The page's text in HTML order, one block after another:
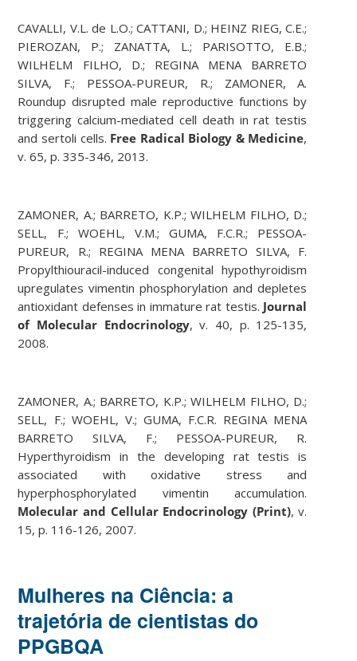
CAVALLI, V.L. de L.O.; CATTANI, D.; HEINZ RIEG, C.E.;
PIEROZAN, P.; ZANATTA, L.; PARISOTTO, E.B.;
WILHELM FILHO, D.; REGINA MENA BARRETO
SILVA, F.; PESSOA-PUREUR, R.; ZAMONER, A.
Roundup disrupted male reproductive functions by
triggering calcium-mediated cell death in rat testis
and sertoli cells. Free Radical Biology & Medicine,
v. 65, p. 335-346, 2013.
ZAMONER, A.; BARRETO, K.P.; WILHELM FILHO, D.;
SELL, F.; WOEHL, V.M.; GUMA, F.C.R.; PESSOA-
PUREUR, R.; REGINA MENA BARRETO SILVA, F.
Propylthiouracil-induced congenital hypothyroidism
upregulates vimentin phosphorylation and depletes
antioxidant defenses in immature rat testis. Journal
of Molecular Endocrinology, v. 40, p. 125-135,
2008.
ZAMONER, A.; BARRETO, K.P.; WILHELM FILHO, D.;
SELL, F.; WOEHL, V.; GUMA, F.C.R. REGINA MENA
BARRETO SILVA, F.; PESSOA-PUREUR, R.
Hyperthyroidism in the developing rat testis is
associated with oxidative stress and
hyperphosphorylated vimentin accumulation.
Molecular and Cellular Endocrinology (Print), v.
15, p. 116-126, 2007.
Mulheres na Ciência: a
trajetória de cientistas do
PPGBQA